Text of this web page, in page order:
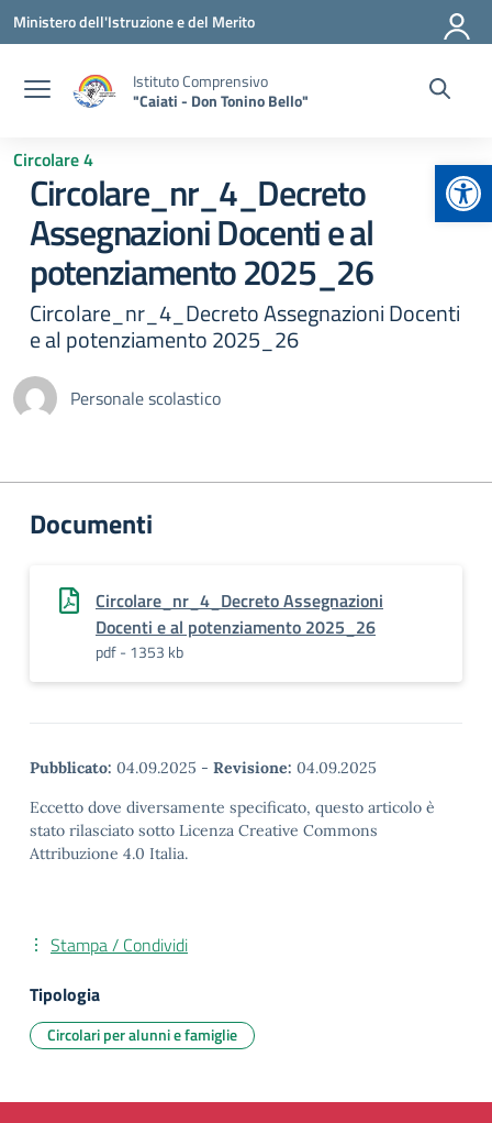
Vai ai contenuti
Vai al menu di navigazione
Vai al footer
Ministero dell'Istruzione e del Merito
Istituto Comprensivo
"Caiati - Don Tonino Bello"
Circolare 4
Circolare_nr_4_Decreto
Assegnazioni Docenti e al
potenziamento 2025_26
Circolare_nr_4_Decreto Assegnazioni Docenti
e al potenziamento 2025_26
Personale scolastico
Documenti
Circolare_nr_4_Decreto Assegnazioni
Docenti e al potenziamento 2025_26
pdf - 1353 kb
Pubblicato: 04.09.2025 - Revisione: 04.09.2025
Eccetto dove diversamente specificato, questo articolo è
stato rilasciato sotto Licenza Creative Commons
Attribuzione 4.0 Italia.
Stampa / Condividi
Tipologia
Circolari per alunni e famiglie